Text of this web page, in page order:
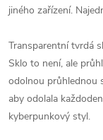
jiného zařízení.
Transparentní tvrdá
Sklo to není, ale
odolnou průhlednou
aby odolala
kyberpunkový styl.